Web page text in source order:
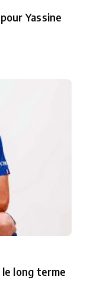
Yassine
long terme